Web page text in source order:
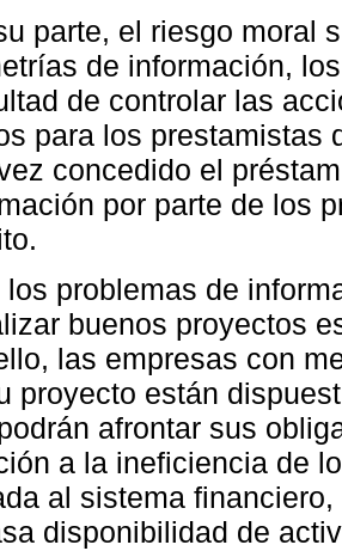
parte, el riesgo moral
de información,
de controlar las
para los prestamistas
concedido el
por parte de los
los problemas de
buenos proyectos
las empresas con
proyecto están
afrontar sus
a la ineficiencia de
al sistema
disponibilidad de